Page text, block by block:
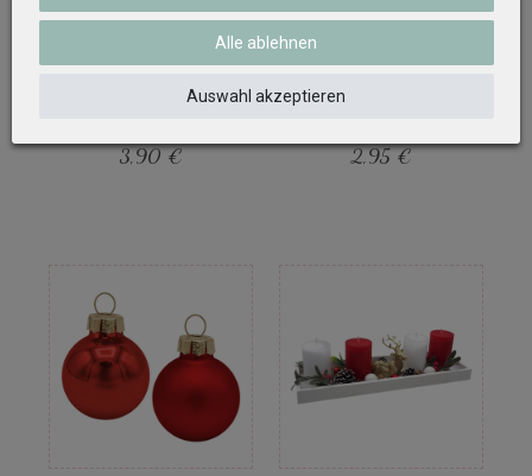
Kuchen Rot Cocktailservietten
3,90 €
Weihnachten Rot Grün Weiß
2,95 €
Alle ablehnen
Auswahl akzeptieren